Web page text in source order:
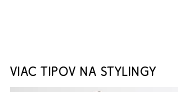
VIAC TIPOV NA STYLINGY